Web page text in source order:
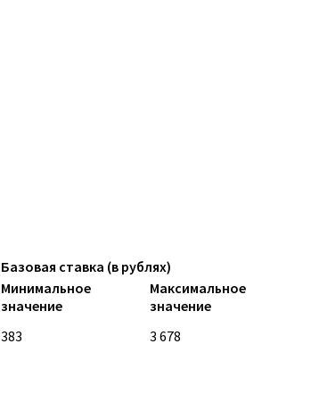
Базовая ставка (в рублях)
Минимальное
значение
Максимальное
значение
383 3 678